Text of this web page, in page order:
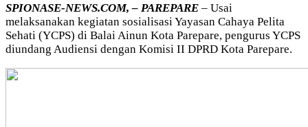
SPIONASE-NEWS.COM, – PAREPARE – Usai
melaksanakan kegiatan sosialisasi Yayasan Cahaya Pelita
Sehati (YCPS) di Balai Ainun Kota Parepare, pengurus YCPS
diundang Audiensi dengan Komisi II DPRD Kota Parepare.